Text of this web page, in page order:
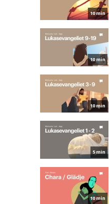
10 min
10 min
10 min
5 min
10 min